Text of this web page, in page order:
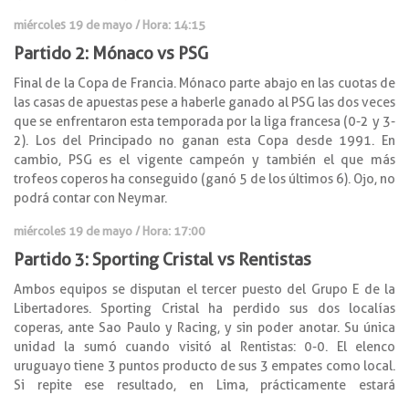
miércoles 19 de mayo / Hora: 14:15
Partido 2: Mónaco vs PSG
Final de la Copa de Francia. Mónaco parte abajo en las cuotas de
las casas de apuestas pese a haberle ganado al PSG las dos veces
que se enfrentaron esta temporada por la liga francesa (0-2 y 3-
2). Los del Principado no ganan esta Copa desde 1991. En
cambio, PSG es el vigente campeón y también el que más
trofeos coperos ha conseguido (ganó 5 de los últimos 6). Ojo, no
podrá contar con Neymar.
miércoles 19 de mayo / Hora: 17:00
Partido 3: Sporting Cristal vs Rentistas
Ambos equipos se disputan el tercer puesto del Grupo E de la
Libertadores. Sporting Cristal ha perdido sus dos localías
coperas, ante Sao Paulo y Racing, y sin poder anotar. Su única
unidad la sumó cuando visitó al Rentistas: 0-0. El elenco
uruguayo tiene 3 puntos producto de sus 3 empates como local.
Si repite ese resultado, en Lima, prácticamente estará